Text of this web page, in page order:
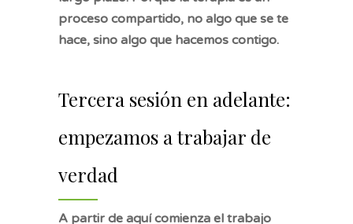
proceso compartido, no algo que se te
hace, sino algo que hacemos contigo.
Tercera sesión en adelante:
empezamos a trabajar de
verdad
A partir de aquí comienza el trabajo